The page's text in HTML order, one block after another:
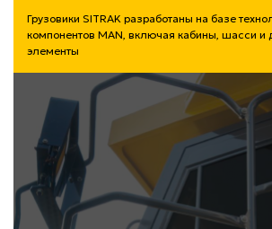
Грузовики SITRAK разработаны на базе
компонентов MAN, включая кабины, шасси и
элементы